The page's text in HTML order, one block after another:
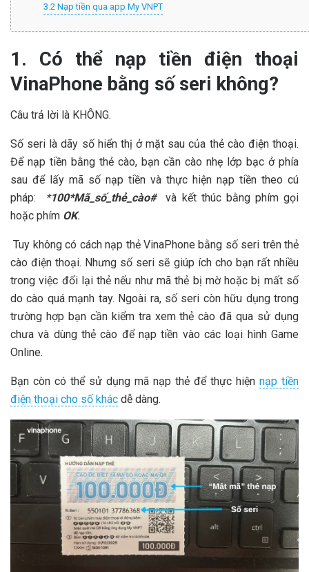
3.2 Nạp tiền qua app My VNPT
1. Có thể nạp tiền điện thoại
VinaPhone bằng số seri không?
Câu trả lời là KHÔNG.
Số seri là dãy số hiển thị ở mặt sau của thẻ cào điện thoại.
Để nạp tiền bằng thẻ cào, bạn cần cào nhẹ lớp bạc ở phía
sau để lấy mã số nạp tiền và thực hiện nạp tiền theo cú
pháp: *100*Mã_số_thẻ_cào#và kết thúc bằng phím gọi
hoặc phím OK.
Tuy không có cách nạp thẻ VinaPhone bằng số seri trên thẻ
cào điện thoại. Nhưng số seri sẽ giúp ích cho bạn rất nhiều
trong việc đổi lại thẻ nếu như mã thẻ bị mờ hoặc bị mất số
do cào quá mạnh tay. Ngoài ra, số seri còn hữu dụng trong
trường hợp bạn cần kiểm tra xem thẻ cào đã qua sử dụng
chưa và dùng thẻ cào để nạp tiền vào các loại hình Game
Online.
Bạn còn có thể sử dụng mã nạp thẻ để thực hiện nạp tiền
điện thoại cho số khác dễ dàng.